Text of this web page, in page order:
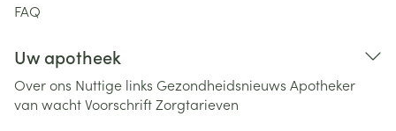
FAQ
Uw apotheek
Over ons Nuttige links Gezondheidsnieuws Apotheker
van wachtVoorschriftZorgtarieven